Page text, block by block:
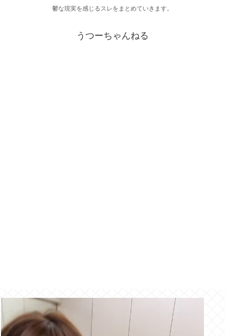
鬱な現実を感じるスレをまとめていきます。
うつーちゃんねる